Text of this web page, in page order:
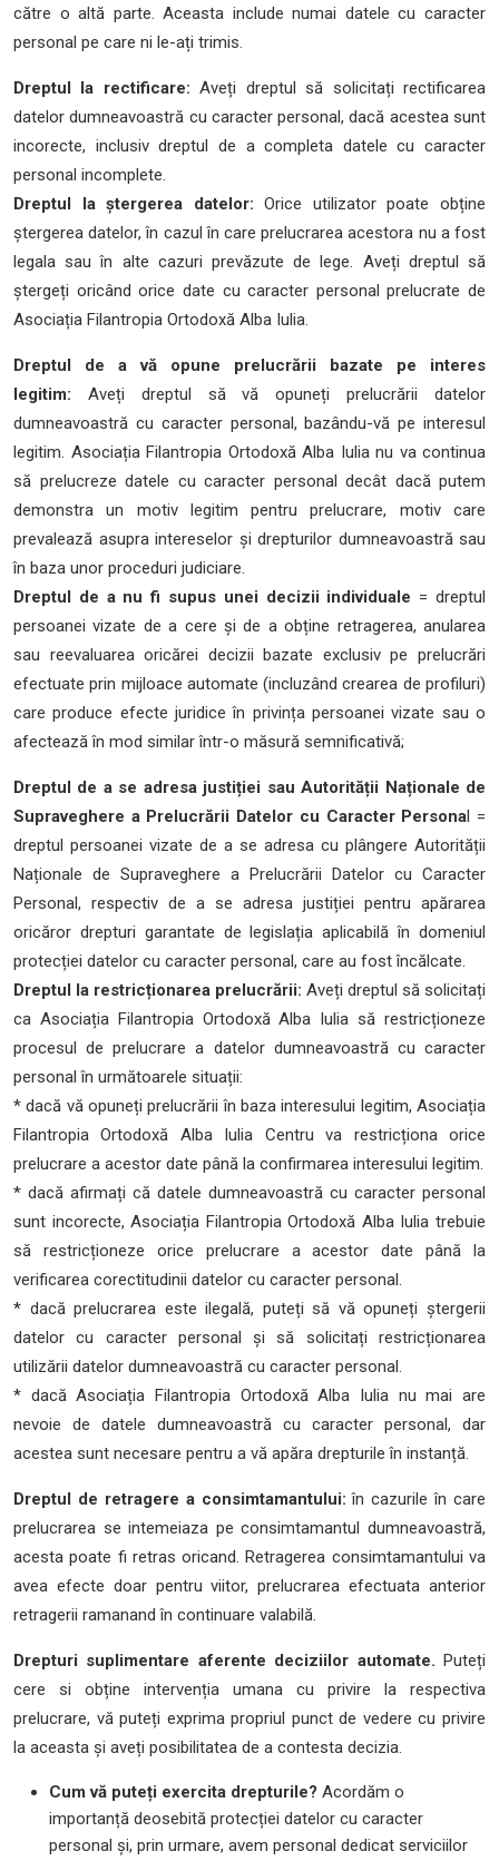
către o altă parte. Aceasta include numai datele cu caracter
personal pe care ni le-ați trimis.
Dreptul la rectificare: Aveți dreptul să solicitați rectificarea
datelor dumneavoastră cu caracter personal, dacă acestea sunt
incorecte, inclusiv dreptul de a completa datele cu caracter
personal incomplete.
Dreptul la ștergerea datelor: Orice utilizator poate obține
ștergerea datelor, în cazul în care prelucrarea acestora nu a fost
legala sau în alte cazuri prevăzute de lege. Aveți dreptul să
ștergeți oricând orice date cu caracter personal prelucrate de
Asociația Filantropia Ortodoxă Alba Iulia.
Dreptul de a vă opune prelucrării bazate pe interes
legitim: Aveți dreptul să vă opuneți prelucrării datelor
dumneavoastră cu caracter personal, bazându-vă pe interesul
legitim. Asociația Filantropia Ortodoxă Alba Iulia nu va continua
să prelucreze datele cu caracter personal decât dacă putem
demonstra un motiv legitim pentru prelucrare, motiv care
prevalează asupra intereselor și drepturilor dumneavoastră sau
în baza unor proceduri judiciare.
Dreptul de a nu fi supus unei decizii individuale = dreptul
persoanei vizate de a cere și de a obține retragerea, anularea
sau reevaluarea oricărei decizii bazate exclusiv pe prelucrări
efectuate prin mijloace automate (incluzând crearea de profiluri)
care produce efecte juridice în privința persoanei vizate sau o
afectează în mod similar într-o măsură semnificativă;
Dreptul de a se adresa justiției sau Autorității Naționale de
Supraveghere a Prelucrării Datelor cu Caracter Personal =
dreptul persoanei vizate de a se adresa cu plângere Autorității
Naționale de Supraveghere a Prelucrării Datelor cu Caracter
Personal, respectiv de a se adresa justiției pentru apărarea
oricăror drepturi garantate de legislația aplicabilă în domeniul
protecției datelor cu caracter personal, care au fost încălcate.
Dreptul la restricționarea prelucrării: Aveți dreptul să solicitați
ca Asociația Filantropia Ortodoxă Alba Iulia să restricționeze
procesul de prelucrare a datelor dumneavoastră cu caracter
personal în următoarele situații:
* dacă vă opuneți prelucrării în baza interesului legitim, Asociația
Filantropia Ortodoxă Alba Iulia Centru va restricționa orice
prelucrare a acestor date până la confirmarea interesului legitim.
* dacă afirmați că datele dumneavoastră cu caracter personal
sunt incorecte, Asociația Filantropia Ortodoxă Alba Iulia trebuie
să restricționeze orice prelucrare a acestor date până la
verificarea corectitudinii datelor cu caracter personal.
* dacă prelucrarea este ilegală, puteți să vă opuneți ștergerii
datelor cu caracter personal și să solicitați restricționarea
utilizării datelor dumneavoastră cu caracter personal.
* dacă Asociația Filantropia Ortodoxă Alba Iulia nu mai are
nevoie de datele dumneavoastră cu caracter personal, dar
acestea sunt necesare pentru a vă apăra drepturile în instanță.
Dreptul de retragere a consimtamantului: în cazurile în care
prelucrarea se intemeiaza pe consimtamantul dumneavoastră,
acesta poate fi retras oricand. Retragerea consimtamantului va
avea efecte doar pentru viitor, prelucrarea efectuata anterior
retragerii ramanand în continuare valabilă.
Drepturi suplimentare aferente deciziilor automate. Puteți
cere si obține intervenția umana cu privire la respectiva
prelucrare, vă puteți exprima propriul punct de vedere cu privire
la aceasta și aveți posibilitatea de a contesta decizia.
Cum vă puteți exercita drepturile? Acordăm o
importanță deosebită protecției datelor cu caracter
personal și, prin urmare, avem personal dedicat serviciilor